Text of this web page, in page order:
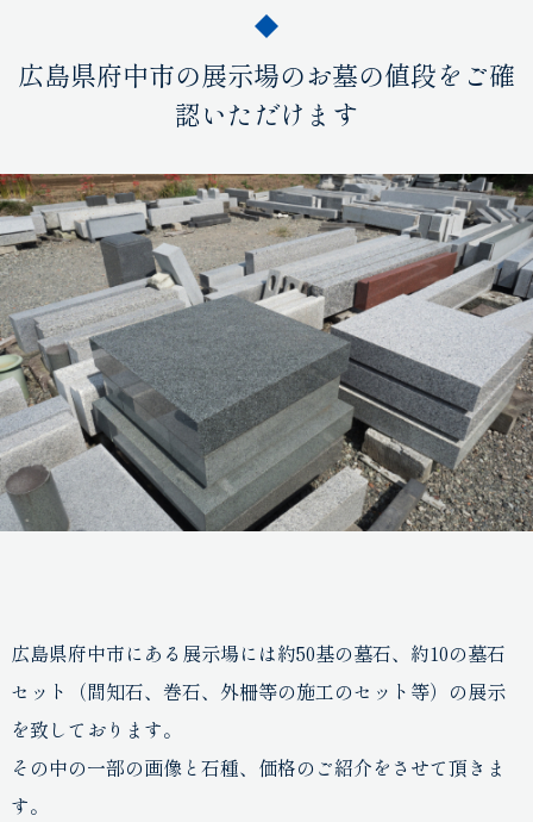
広島県府中市の展示場のお墓の値段をご確
認いただけます
広島県府中市にある展示場には約50基の墓石、約10の墓石
セット（間知石、巻石、外柵等の施工のセット等）の展示
を致しております。
その中の一部の画像と石種、価格のご紹介をさせて頂きま
す。